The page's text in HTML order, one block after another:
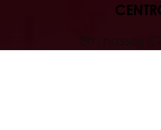
Em nossos